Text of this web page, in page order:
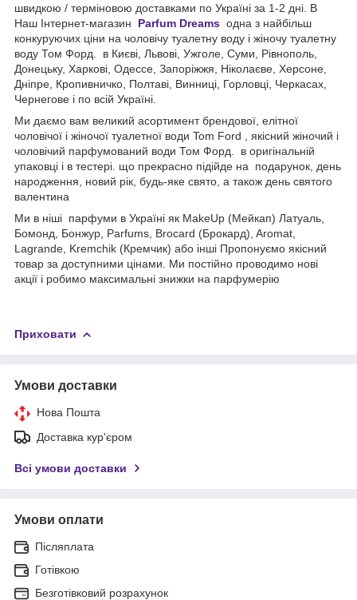
швидкою / терміновою доставками по Україні за 1-2 дні. В
Наш Інтернет-магазин Parfum Dreams одна з найбільш
конкуруючих ціни на чоловічу туалетну воду і жіночу туалетну
воду Том Форд. в Києві, Львові, Ужголе, Суми, Рівнополь,
Донецьку, Харкові, Одессе, Запоріжжя, Ніколаєве, Херсоне,
Дніпре, Кропивничко, Полтаві, Винниці, Горловці, Черкасах,
Чернегове і по всій Україні.
Ми даємо вам великий асортимент брендової, елітної
чоловічої і жіночої туалетної води Tom Ford , якісний жіночий і
чоловічий парфумований води Том Форд. в оригінальній
упаковці і в тестері. що прекрасно підійде на подарунок, день
народження, новий рік, будь-яке свято, а також день святого
валентина
Ми в ніші парфуми в Україні як MakeUp (Мейкап) Латуаль,
Бомонд, Бонжур, Parfums, Brocard (Брокард), Aromat,
Lagrande, Kremchik (Кремчик) або інші Пропонуємо якісний
товар за доступними цінами. Ми постійно проводимо нові
акції і робимо максимальні знижки на парфумерію
Приховати
Умови доставки
Нова Пошта
Доставка кур'єром
Всі умови доставки
Умови оплати
Післяплата
Готівкою
Безготівковий розрахунок